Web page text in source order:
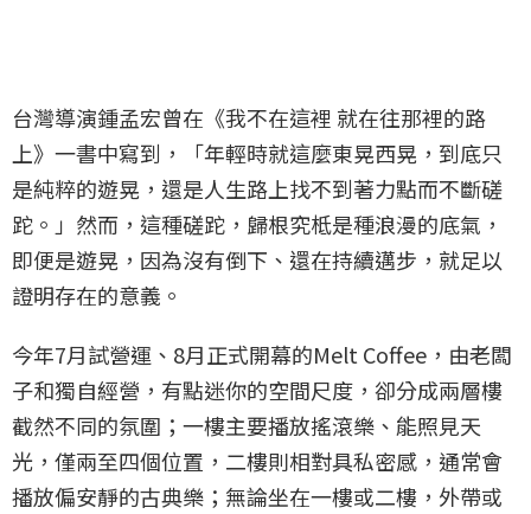
台灣導演鍾孟宏曾在《我不在這裡 就在往那裡的路
上》一書中寫到，「年輕時就這麼東晃西晃，到底只
是純粹的遊晃，還是人生路上找不到著力點而不斷磋
跎。」然而，這種磋跎，歸根究柢是種浪漫的底氣，
即便是遊晃，因為沒有倒下、還在持續邁步，就足以
證明存在的意義。
今年7月試營運、8月正式開幕的Melt Coffee，由老闆
子和獨自經營，有點迷你的空間尺度，卻分成兩層樓
截然不同的氛圍；一樓主要播放搖滾樂、能照見天
光，僅兩至四個位置，二樓則相對具私密感，通常會
播放偏安靜的古典樂；無論坐在一樓或二樓，外帶或